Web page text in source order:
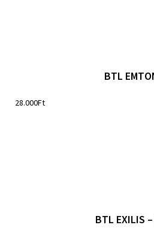
BTL
28.000Ft
BTL EXILIS